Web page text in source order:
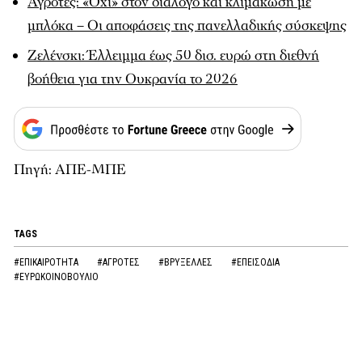
μπλόκα – Οι αποφάσεις της πανελλαδικής σύσκεψης
Ζελένσκι: Έλλειμμα έως 50 δισ. ευρώ στη διεθνή
βοήθεια για την Ουκρανία το 2026
Πηγή: ΑΠΕ-ΜΠΕ
TAGS
#ΕΠΙΚΑΙΡΟΤΗΤΑ #ΑΓΡΟΤΕΣ #ΒΡΥΞΕΛΛΕΣ
#ΕΠΕΙΣΟΔΙΑ
#ΕΥΡΩΚΟΙΝΟΒΟΥΛΙΟ